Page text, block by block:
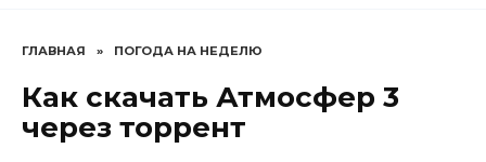
ГЛАВНАЯ » ПОГОДА НА НЕДЕЛЮ
Как скачать Атмосфер 3
через торрент